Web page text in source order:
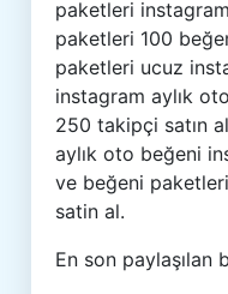
paketleri
paketleri 100
paketleri ucuz
instagram aylık
250 takipçi satın
aylık oto beğeni
ve beğeni
satin al.
En son paylaşılan